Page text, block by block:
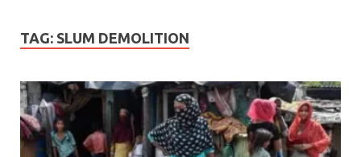
TAG: SLUM DEMOLITION